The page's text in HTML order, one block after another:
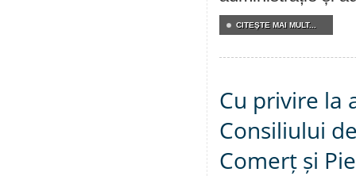
CITEŞTE MAI MULT...
Cu privire la
Consiliului
Comerț și